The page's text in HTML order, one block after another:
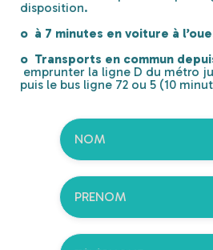
disposition.
o à 7 minutes en voiture à
o Transports en commun
emprunter la ligne D du métro
puis le bus ligne 72 ou 5 (10